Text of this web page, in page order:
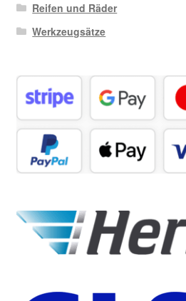
Reifen und Räder
Werkzeugsätze